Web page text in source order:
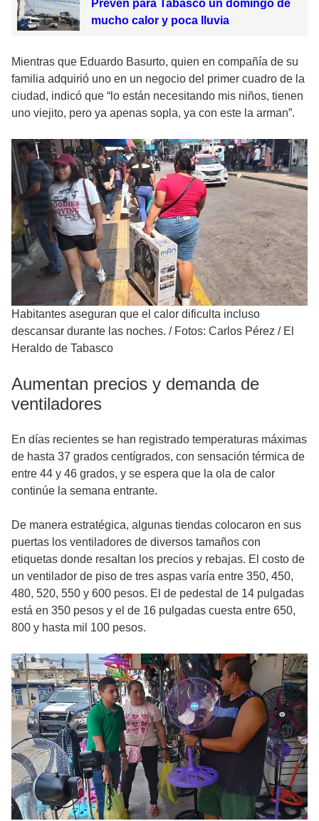
Prevén para Tabasco un domingo de
mucho calor y poca lluvia
Mientras que Eduardo Basurto, quien en compañía de su
familia adquirió uno en un negocio del primer cuadro de la
ciudad, indicó que “lo están necesitando mis niños, tienen
uno viejito, pero ya apenas sopla, ya con este la arman”.
Habitantes aseguran que el calor dificulta incluso
descansar durante las noches. / Fotos: Carlos Pérez / El
Heraldo de Tabasco
Aumentan precios y demanda de
ventiladores
En días recientes se han registrado temperaturas máximas
de hasta 37 grados centígrados, con sensación térmica de
entre 44 y 46 grados, y se espera que la ola de calor
continúe la semana entrante.
De manera estratégica, algunas tiendas colocaron en sus
puertas los ventiladores de diversos tamaños con
etiquetas donde resaltan los precios y rebajas. El costo de
un ventilador de piso de tres aspas varía entre 350, 450,
480, 520, 550 y 600 pesos. El de pedestal de 14 pulgadas
está en 350 pesos y el de 16 pulgadas cuesta entre 650,
800 y hasta mil 100 pesos.